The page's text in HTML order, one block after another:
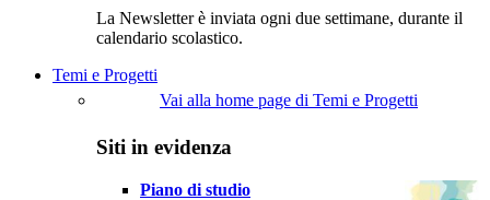
La Newsletter è inviata ogni due settimane, durante il
calendario scolastico.
Temi e Progetti
Vai alla home page di Temi e Progetti
Siti in evidenza
Piano di studio